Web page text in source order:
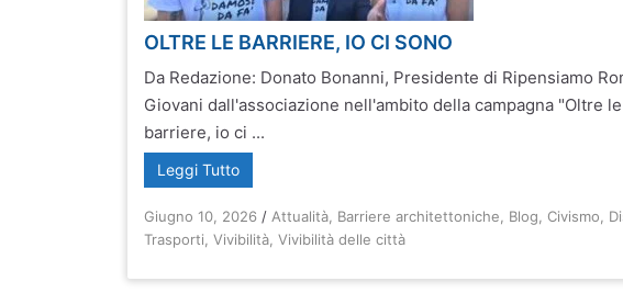
OLTRE LE BARRIERE, IO CI SONO
Da Redazione: Donato Bonanni, Presidente di Ripensiamo
Giovani dall'associazione nell'ambito della campagna "Oltre le
barriere, io ci ...
Leggi Tutto
Giugno 10, 2026 / Attualità Barriere architettoniche Blog ,Civismo
Trasporti ,Vivibilità ,Vivibilità delle città